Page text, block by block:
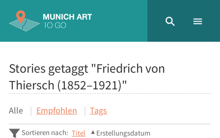
Stories getaggt "Friedrich von
Thiersch (1852–1921)"
Alle Empfohlen Tags
Sortieren nach: Titel Erstellungsdatum